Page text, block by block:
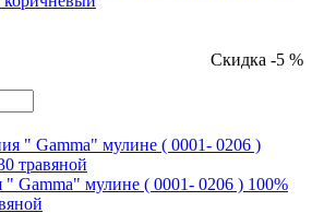
Скидка -5 %
Gamma" мулине ( 0001- 0206 ) 100%